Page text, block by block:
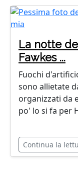
La notte
Fawkes ...
Fuochi
sono allietate
organizzati da
po' lo si fa per
Continua la